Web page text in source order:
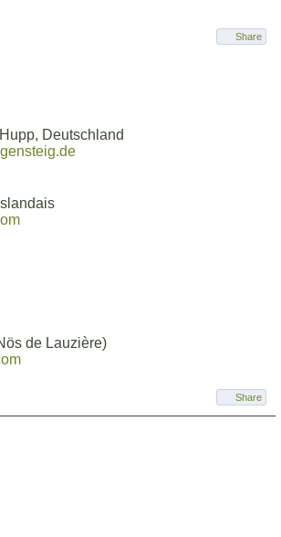
Share
Deutschland
de Lauzière)
Share